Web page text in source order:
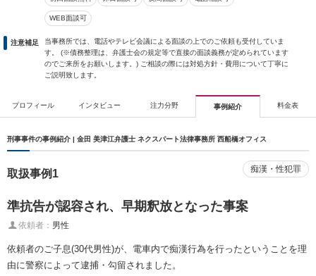
WEB面談可
注意補足
当事務所では、電話やテレビ会議による面談の上でのご依頼も受付していま
す。 (※債務整理は、弁護士会の規定等で直接の面談義務が定められています
のでご来所をお願いします。) ご相談の際には対処方針・費用について丁寧に
ご説明致します。
プロフィール インタビュー 注力分野 事例紹介 料金表
刑事事件の事例紹介 | 金田 美津江弁護士 ネクスパート法律事務所 西船橋オフィス
取扱事例1 痴漢・性犯罪
準抗告が認容され、早期釈放となった事案
依頼者： 男性
依頼者のご子息(30代男性)が、電車内で痴漢行為を行ったということを理
由に警察によって逮捕・勾留されました。